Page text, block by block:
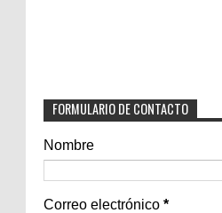
FORMULARIO DE CONTACTO
Nombre
Correo electrónico *